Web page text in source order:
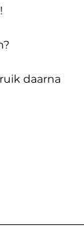
daarna